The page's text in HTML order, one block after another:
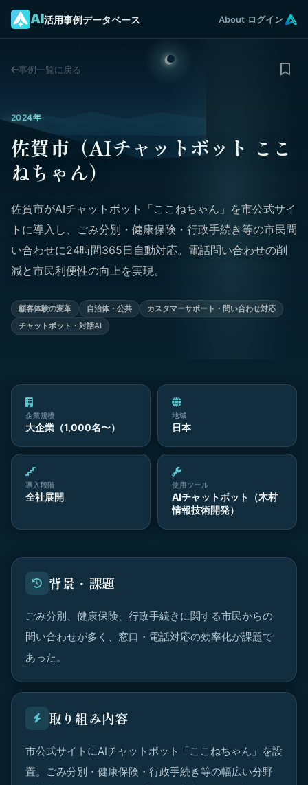
AI活用事例データベース About ログイン
事例一覧に戻る
2024年
佐賀市（AIチャットボット ここ
ねちゃん）
佐賀市がAIチャットボット「ここねちゃん」を市公式サイ
トに導入し、ごみ分別・健康保険・行政手続き等の市民問
い合わせに24時間365日自動対応。電話問い合わせの削
減と市民利便性の向上を実現。
顧客体験の変革 自治体・公共
カスタマーサポート・問い合わせ対応
チャットボット・対話AI
企業規模
大企業（1,000名〜）
地域
日本
導入段階
全社展開
使用ツール
AIチャットボット（木村
情報技術開発）
背景・課題
ごみ分別、健康保険、行政手続きに関する市民からの
問い合わせが多く、窓口・電話対応の効率化が課題で
あった。
取り組み内容
市公式サイトにAIチャットボット「ここねちゃん」を設
置。ごみ分別・健康保険・行政手続き等の幅広い分野